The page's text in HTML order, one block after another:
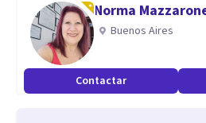
Norma
Buenos Aires
Contactar